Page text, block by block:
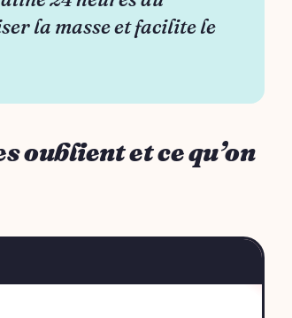
la masse et facilite le
oublient et ce qu’on